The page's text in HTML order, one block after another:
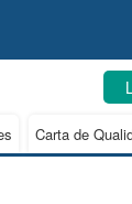
Carta de